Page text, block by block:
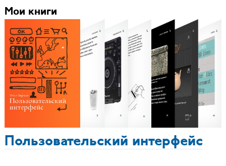
Мои книги
Пользовательский интерфейс